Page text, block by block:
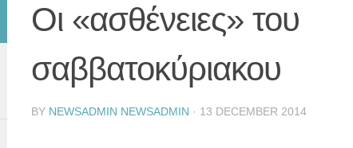
Οι «ασθένειες» του
σαββατοκύριακου
BY NEWSADMIN NEWSADMIN · 13 DECEMBER 2014